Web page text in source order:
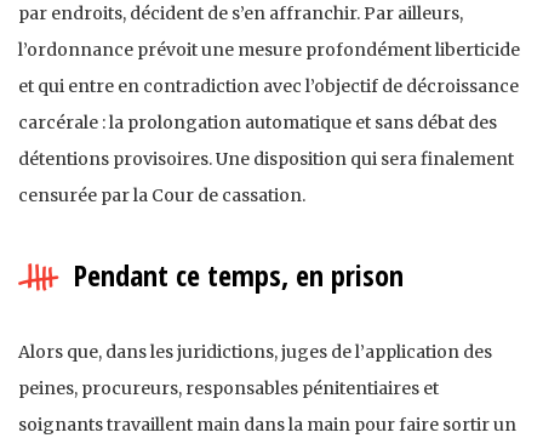
par endroits, décident de s’en affranchir. Par ailleurs,
l’ordonnance prévoit une mesure profondément liberticide
et qui entre en contradiction avec l’objectif de décroissance
carcérale : la prolongation automatique et sans débat des
détentions provisoires. Une disposition qui sera finalement
censurée par la Cour de cassation.
Pendant ce temps, en prison
Alors que, dans les juridictions, juges de l’application des
peines, procureurs, responsables pénitentiaires et
soignants travaillent main dans la main pour faire sortir un